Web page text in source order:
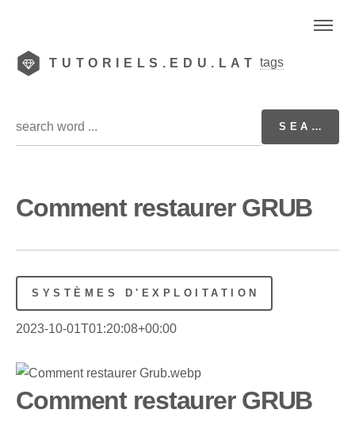
TUTORIELS.EDU.LAT tags
Comment restaurer GRUB
SYSTÈMES D'EXPLOITATION
2023-10-01T01:20:08+00:00
Comment restaurer GRUB